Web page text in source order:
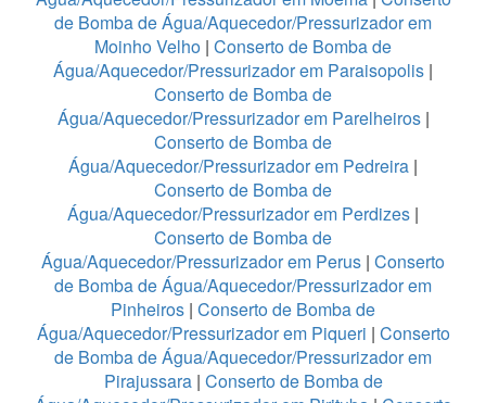
de Bomba de Água/Aquecedor/Pressurizador em
Moinho Velho | Conserto de Bomba de
Água/Aquecedor/Pressurizador em Paraisopolis |
Conserto de Bomba de
Água/Aquecedor/Pressurizador em Parelheiros|
Conserto de Bomba de
Água/Aquecedor/Pressurizador em Pedreira |
Conserto de Bomba de
Água/Aquecedor/Pressurizador em Perdizes |
Conserto de Bomba de
Água/Aquecedor/Pressurizador em Perus | Conserto
de Bomba de Água/Aquecedor/Pressurizador em
Pinheiros | Conserto de Bomba de
Água/Aquecedor/Pressurizador em Piqueri | Conserto
de Bomba de Água/Aquecedor/Pressurizador em
Pirajussara| Conserto de Bomba de